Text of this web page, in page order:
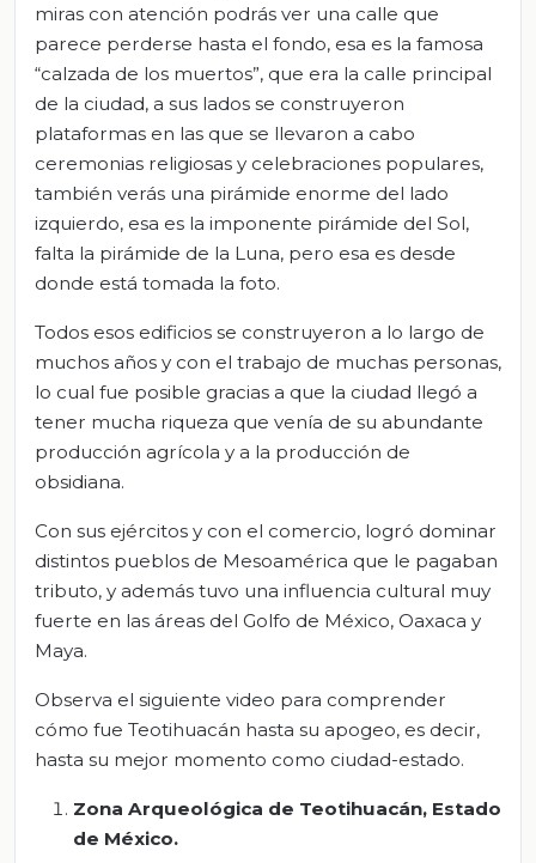
miras con atención podrás ver una calle que
parece perderse hasta el fondo, esa es la famosa
“calzada de los muertos”, que era la calle principal
de la ciudad, a sus lados se construyeron
plataformas en las que se llevaron a cabo
ceremonias religiosas y celebraciones populares,
también verás una pirámide enorme del lado
izquierdo, esa es la imponente pirámide del Sol,
falta la pirámide de la Luna, pero esa es desde
donde está tomada la foto.
Todos esos edificios se construyeron a lo largo de
muchos años y con el trabajo de muchas personas,
lo cual fue posible gracias a que la ciudad llegó a
tener mucha riqueza que venía de su abundante
producción agrícola y a la producción de
obsidiana.
Con sus ejércitos y con el comercio, logró dominar
distintos pueblos de Mesoamérica que le pagaban
tributo, y además tuvo una influencia cultural muy
fuerte en las áreas del Golfo de México, Oaxaca y
Maya.
Observa el siguiente video para comprender
cómo fue Teotihuacán hasta su apogeo, es decir,
hasta su mejor momento como ciudad-estado.
Zona Arqueológica de Teotihuacán, Estado
de México.